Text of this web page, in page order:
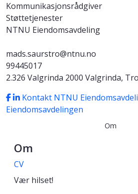
Kommunikasjonsrådgiver
Støttetjenester
NTNU Eiendomsavdeling
mads.saurstro@ntnu.no
99445017
2.326 Valgrinda 2000 Valgrinda,
Kontakt NTNU
Eiendomsavdelingen
Om
Om
CV
Vær hilset!